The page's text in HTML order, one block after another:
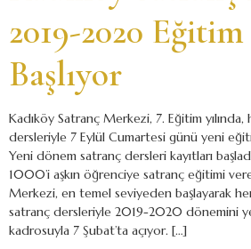
2019-2020
Başlıyor
Kadıköy Satranç Merkezi, 7. Eğitim
dersleriyle 7 Eylül Cumartesi günü yeni
Yeni dönem satranç dersleri kayıtları
1000’i aşkın öğrenciye satranç eğitimi
Merkezi, en temel seviyeden başlayarak
satranç dersleriyle 2019-2020 dönemini
kadrosuyla 7 Şubat’ta açıyor. […]